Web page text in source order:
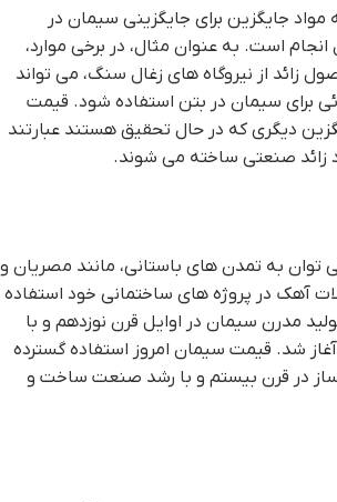
جایگزین برای جایگزینی سیمان در
است. به عنوان مثال، در برخی موارد،
زائد از نیروگاه های زغال سنگ، می تواند
برای سیمان در بتن استفاده شود. قیمت
دیگری که در حال تحقیق هستند عبارتند
زائد صنعتی ساخته می شوند.
توان به تمدن های باستانی، مانند مصریان و
آهک در پروژه های ساختمانی خود استفاده
مدرن سیمان در اوایل قرن نوزدهم و با
شد. قیمت سیمان امروز استفاده گسترده
در قرن بیستم و با رشد صنعت ساخت و